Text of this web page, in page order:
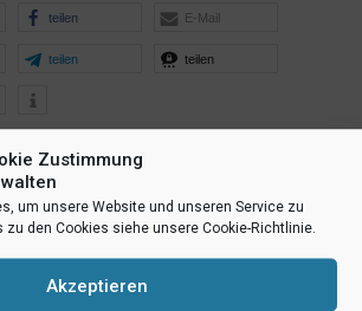
Zustimmung
um unsere Website und unseren Service zu
zu den Cookies siehe unsere Cookie-Richtlinie.
Akzeptieren
teilen E-Mail
teilen teilen